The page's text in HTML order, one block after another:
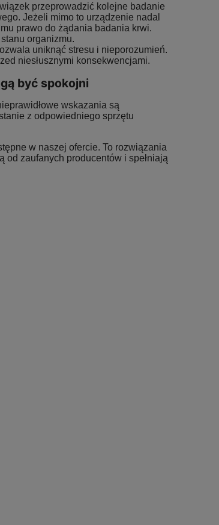
przeprowadzić kolejne badanie
Jeżeli mimo to urządzenie nadal
prawo do żądania badania krwi.
organizmu.
uniknąć stresu i nieporozumień.
niesłusznymi konsekwencjami.
być spokojni
wskazania są
z odpowiedniego sprzętu
w naszej ofercie. To rozwiązania
od zaufanych producentów i spełniają